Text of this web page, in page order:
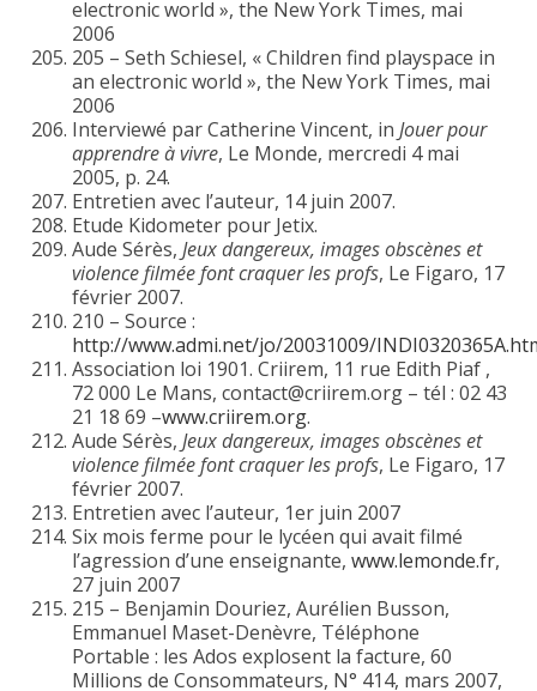
electronic world », the New York Times, mai
2006
205 – Seth Schiesel, « Children find playspace in
an electronic world », the New York Times, mai
2006
Interviewé par Catherine Vincent, in Jouer pour
apprendre à vivre, Le Monde, mercredi 4 mai
2005, p. 24.
Entretien avec l’auteur, 14 juin 2007.
Etude Kidometer pour Jetix.
Aude Sérès, Jeux dangereux, images obscènes et
violence filmée font craquer les profs, Le Figaro, 17
février 2007.
210 – Source :
http://www.admi.net/jo/20031009/
Association loi 1901. Criirem, 11 rue Edith Piaf ,
72 000 Le Mans, contact@criirem.org – tél : 02 43
21 18 69 –www.criirem.org.
Aude Sérès, Jeux dangereux, images obscènes et
violence filmée font craquer les profs, Le Figaro, 17
février 2007.
Entretien avec l’auteur, 1er juin 2007
Six mois ferme pour le lycéen qui avait filmé
l’agression d’une enseignante, www.lemonde.fr,
27 juin 2007
215 – Benjamin Douriez, Aurélien Busson,
Emmanuel Maset-Denèvre, Téléphone
Portable : les Ados explosent la facture, 60
Millions de Consommateurs, N° 414, mars 2007,